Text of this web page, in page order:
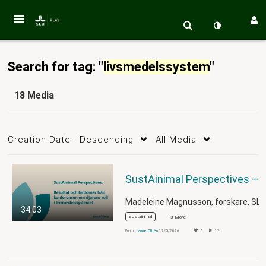
Search for tag: " livsmedelssystem"
18 Media
Creation Date - Descending All Media
34:03
sustainimal +3 More
From Janne Othén 12/5/2026 0 12